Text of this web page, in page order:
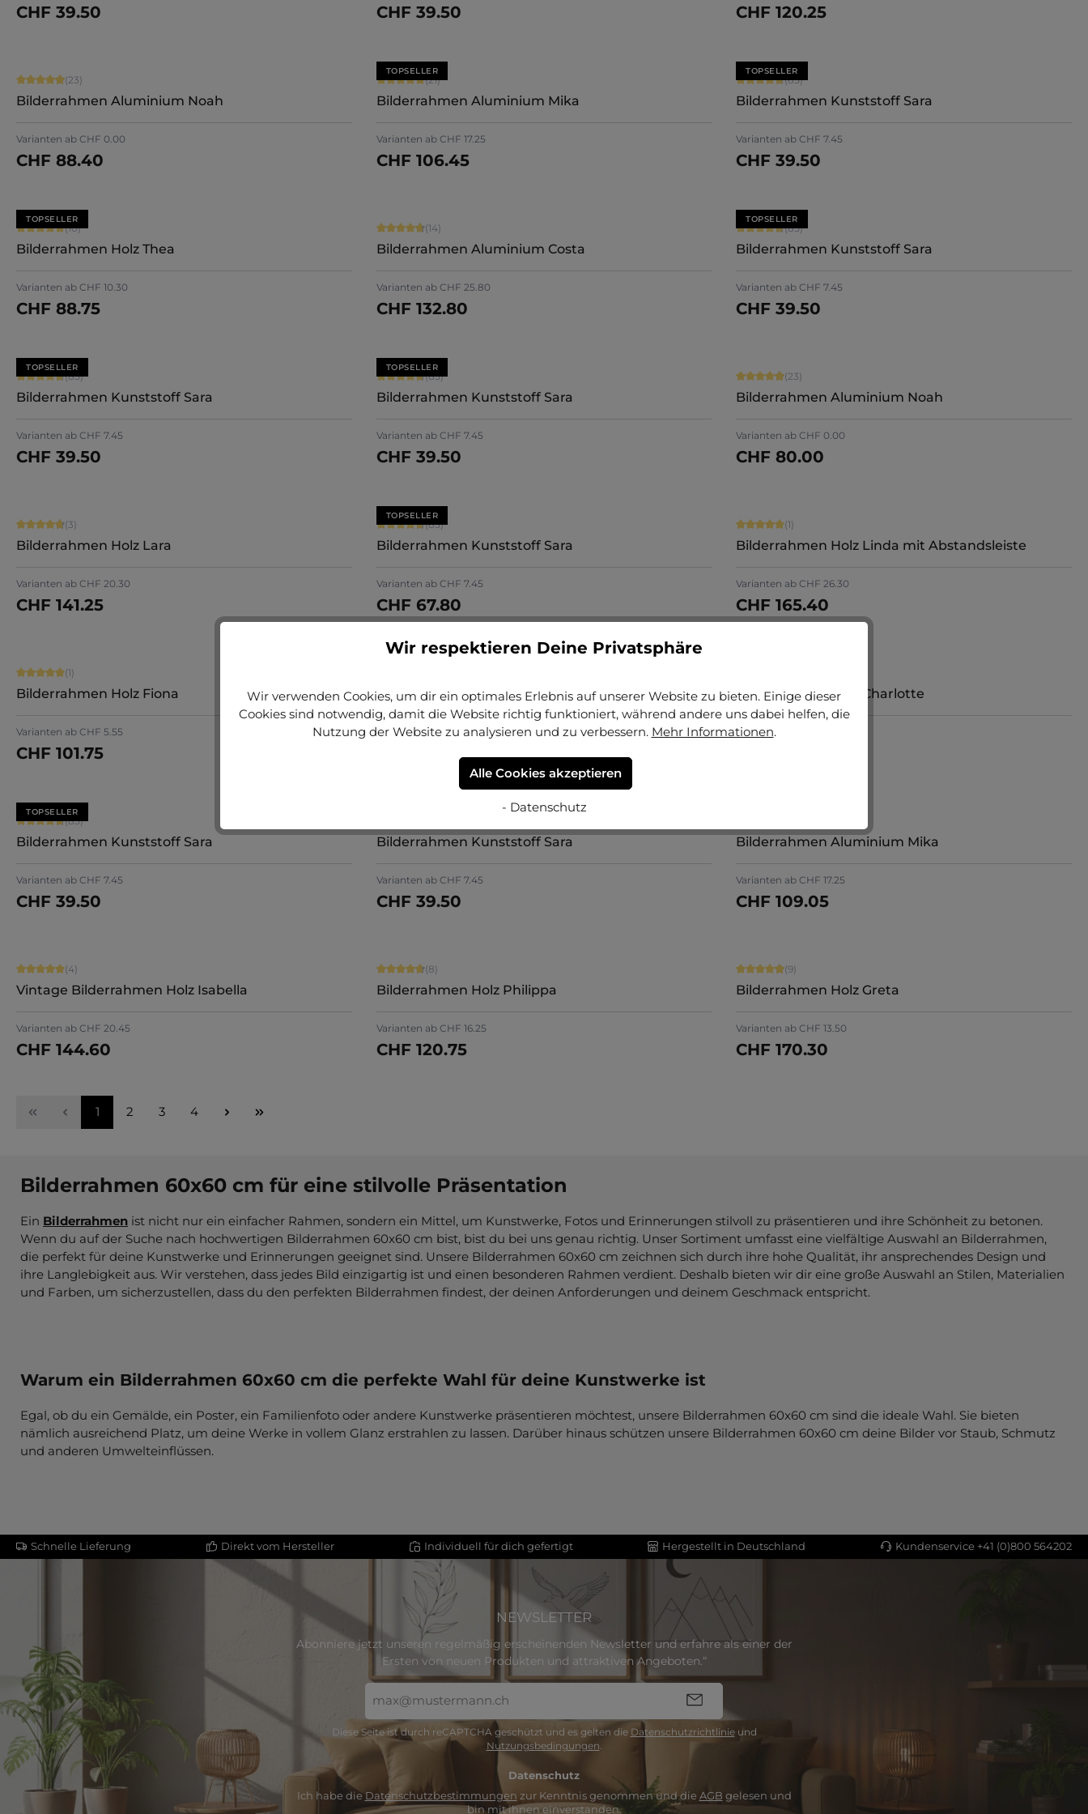
CHF 39.50
Jetzt konfigurieren CHF 39.50
Jetzt konfigurieren CHF 120.25
Jetzt konfigurieren
Durchschnittliche Bewertung von 4.91 von 5 Sternen
(23)
Bilderrahmen Aluminium Noah
Varianten ab CHF 0.00
CHF 88.40
Jetzt konfigurieren
TOPSELLER
Durchschnittliche Bewertung von 5 von 5 Sternen
(21)
Bilderrahmen Aluminium Mika
Varianten abCHF 17.25
CHF 106.45
Jetzt konfigurieren
TOPSELLER
Durchschnittliche Bewertung von 4.71 von 5 Sternen
(85)
Bilderrahmen Kunststoff Sara
Varianten ab CHF 7.45
CHF 39.50
Jetzt konfigurieren
TOPSELLER
Durchschnittliche Bewertung von 5 von 5 Sternen
(10)
Bilderrahmen Holz Thea
Varianten ab CHF 10.30
CHF 88.75
Jetzt konfigurieren
Durchschnittliche Bewertung von 4.86 von 5 Sternen
(14)
Bilderrahmen Aluminium Costa
Varianten abCHF 25.80
CHF 132.80
Jetzt konfigurieren
TOPSELLER
Durchschnittliche Bewertung von 4.71 von 5 Sternen
(85)
Bilderrahmen Kunststoff Sara
Varianten ab CHF 7.45
CHF 39.50
Jetzt konfigurieren
TOPSELLER
Durchschnittliche Bewertung von 4.71 von 5 Sternen
(85)
Bilderrahmen Kunststoff Sara
Varianten ab CHF 7.45
CHF 39.50
Jetzt konfigurieren
TOPSELLER
Durchschnittliche Bewertung von 4.71 von 5 Sternen
(85)
Bilderrahmen Kunststoff Sara
Varianten abCHF 7.45
CHF 39.50
Jetzt konfigurieren
Durchschnittliche Bewertung von 4.91 von 5 Sternen
(23)
Bilderrahmen Aluminium Noah
Varianten ab CHF 0.00
CHF 80.00
Jetzt konfigurieren
Durchschnittliche Bewertung von 4.67 von 5 Sternen
(3)
Bilderrahmen Holz Lara
Varianten ab CHF 20.30
CHF 141.25
Jetzt konfigurieren
TOPSELLER
Durchschnittliche Bewertung von 4.71 von 5 Sternen
(85)
Bilderrahmen Kunststoff Sara
Varianten abCHF 7.45
CHF 67.80
Jetzt konfigurieren
Durchschnittliche Bewertung von 5 von 5 Sternen
(1)
Bilderrahmen Holz Linda mit Abstandsleiste
Varianten ab CHF 26.30
CHF 165.40
Jetzt konfigurieren
Durchschnittliche Bewertung von 5 von 5 Sternen
(1)
Bilderrahmen Holz Fiona
Varianten ab CHF 5.55
CHF 101.75
Jetzt konfigurieren
Bilderrahmen Holz Nora
Varianten abCHF 13.90
CHF 112.30
Jetzt konfigurieren
Bilderrahmen Holz Charlotte
Varianten ab
TOPSELLER
Durchschnittliche Bewertung von 4.71 von 5 Sternen
(85)
Bilderrahmen Kunststoff Sara
Varianten ab CHF 7.45
CHF 39.50
Jetzt konfigurieren
Bilderrahmen Kunststoff Sara
Varianten abCHF 7.45
CHF 39.50
Jetzt konfigurieren
Bilderrahmen Aluminium Mika
Varianten ab CHF 17.25
CHF 109.05
Jetzt konfigurieren
Durchschnittliche Bewertung von 5 von 5 Sternen
(4)
Vintage Bilderrahmen Holz Isabella
Varianten ab CHF 20.45
CHF 144.60
Jetzt konfigurieren
Durchschnittliche Bewertung von 4.75 von 5 Sternen
(8)
Bilderrahmen Holz Philippa
Varianten abCHF 16.25
CHF 120.75
Jetzt konfigurieren
Durchschnittliche Bewertung von 4.89 von 5 Sternen
(9)
Bilderrahmen Holz Greta
Varianten ab CHF 13.50
CHF 170.30
Jetzt konfigurieren
Seite
1 Seite
2 Seite
3 Seite
4
Bilderrahmen 60x60 cm für eine stilvolle Präsentation
Ein Bilderrahmen ist nicht nur ein einfacher Rahmen, sondern ein Mittel, um Kunstwerke, Fotos und Erinnerungen stilvoll zu präsentieren und ihre Schönheit zu betonen.
Wenn du auf der Suche nach hochwertigen Bilderrahmen 60x60 cm bist, bist du bei uns genau richtig. Unser Sortiment umfasst eine vielfältige Auswahl an Bilderrahmen,
die perfekt für deine Kunstwerke und Erinnerungen geeignet sind. Unsere Bilderrahmen 60x60 cm zeichnen sich durch ihre hohe Qualität, ihr ansprechendes Design und
ihre Langlebigkeit aus. Wir verstehen, dass jedes Bild einzigartig ist und einen besonderen Rahmen verdient. Deshalb bieten wir dir eine große Auswahl an Stilen, Materialien
und Farben, um sicherzustellen, dass du den perfekten Bilderrahmen findest, der deinen Anforderungen und deinem Geschmack entspricht.
Warum ein Bilderrahmen 60x60 cm die perfekte Wahl für deine Kunstwerke ist
Egal, ob du ein Gemälde, ein Poster, ein Familienfoto oder andere Kunstwerke präsentieren möchtest, unsere Bilderrahmen 60x60 cm sind die ideale Wahl. Sie bieten
nämlich ausreichend Platz, um deine Werke in vollem Glanz erstrahlen zu lassen. Darüber hinaus schützen unsere Bilderrahmen 60x60 cm deine Bilder vor Staub, Schmutz
und anderen Umwelteinflüssen.
Schnelle Lieferung Direkt vom Hersteller Individuell für dich gefertigt Hergestellt in Deutschland Kundenservice +41 (0)800 564202
NEWSLETTER
Abonniere jetzt unseren regelmäßig erscheinenden Newsletter und erfahre als einer der
Ersten von neuen Produkten und attraktiven Angeboten.“
Mail-
Adresse
Diese Seite ist durch reCAPTCHA geschützt und es gelten die Datenschutzrichtlinieund
Nutzungsbedingungen
Datenschutz
Ich habe dieDatenschutzbestimmungen zur Kenntnis genommen und die AGB gelesen und
bin mit ihnen einverstanden.
Wir respektieren Deine Privatsphäre
Wir verwenden Cookies, um dir ein optimales Erlebnis auf unserer Website zu bieten. Einige dieser
Cookies sind notwendig, damit die Website richtig funktioniert, während andere uns dabei helfen, die
Nutzung der Website zu analysieren und zu verbessern. Mehr Informationen.
Alle Cookies akzeptieren
- Datenschutz